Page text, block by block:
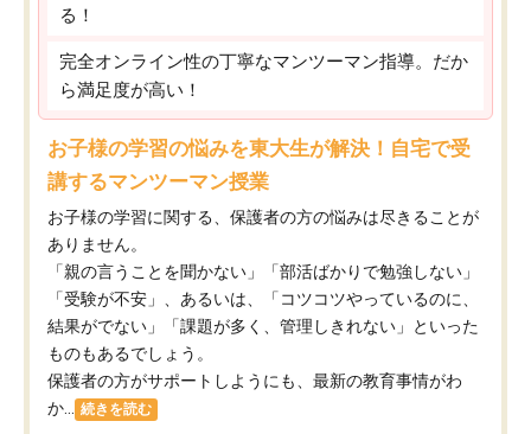
る！
完全オンライン性の丁寧なマンツーマン指導。だか
ら満足度が高い！
お子様の学習の悩みを東大生が解決！自宅で受
講するマンツーマン授業
お子様の学習に関する、保護者の方の悩みは尽きることが
ありません。
「親の言うことを聞かない」「部活ばかりで勉強しない」
「受験が不安」、あるいは、「コツコツやっているのに、
結果がでない」「課題が多く、管理しきれない」といった
ものもあるでしょう。
保護者の方がサポートしようにも、最新の教育事情がわ
か...
続きを読む